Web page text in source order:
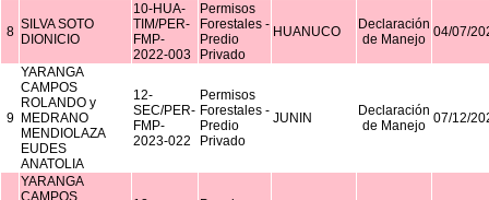
8 SILVA SOTO
DIONICIO
10-HUA-
TIM/PER-
FMP-
2022-003
Permisos
Forestales -
Predio
Privado
HUANUCO
Declaración
de Manejo 04/07/
9
YARANGA
CAMPOS
ROLANDO y
MEDRANO
MENDIOLAZA
EUDES
ANATOLIA
12-
SEC/PER-
FMP-
2023-022
Permisos
Forestales -
Predio
Privado
JUNIN
Declaración
de Manejo 07/12/
YARANGA
CAMPOS